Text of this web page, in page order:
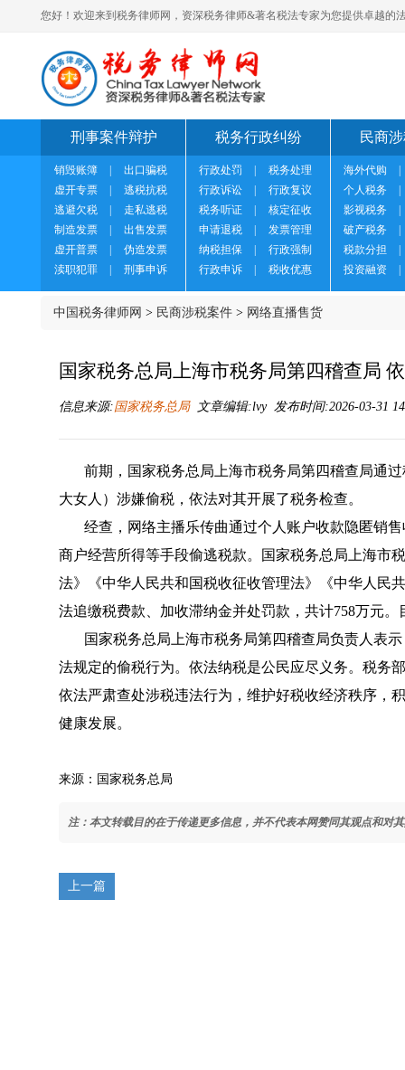
您好！欢迎来到税务律师网，资深税务律师&著名税法专家为您提供卓越的
刑事案件辩护
销毁账簿
出口骗税
虚开专票
逃税抗税
逃避欠税
走私逃税
制造发票
出售发票
虚开普票
伪造发票
渎职犯罪
刑事申诉
税务行政纠纷
行政处罚
税务处理
行政诉讼
行政复议
税务听证
核定征收
申请退税
发票管理
纳税担保
行政强制
行政申诉
税收优惠
民商
海外代购
个人税务
影视税务
破产税务
税款分担
投资融资
中国税务律师网 > 民商涉税案件 > 网络直播售货
国家税务总局上海市税务局第四稽查局
信息来源:国家税务总局文章编辑:lvy 发布时间:2026-03-31
前期，国家税务总局上海市税务局第四稽查局通
大女人）涉嫌偷税，依法对其开展了税务检查。
经查，网络主播乐传曲通过个人账户收款隐匿销
商户经营所得等手段偷逃税款。国家税务总局上海市
法》《中华人民共和国税收征收管理法》《中华人民
法追缴税费款、加收滞纳金并处罚款，共计758万元
国家税务总局上海市税务局第四稽查局负责人表
法规定的偷税行为。依法纳税是公民应尽义务。税务
依法严肃查处涉税违法行为，维护好税收经济秩序，
健康发展。
来源：国家税务总局
注：本文转载目的在于传递更多信息，并不代表本网赞同其观点和对
上一篇